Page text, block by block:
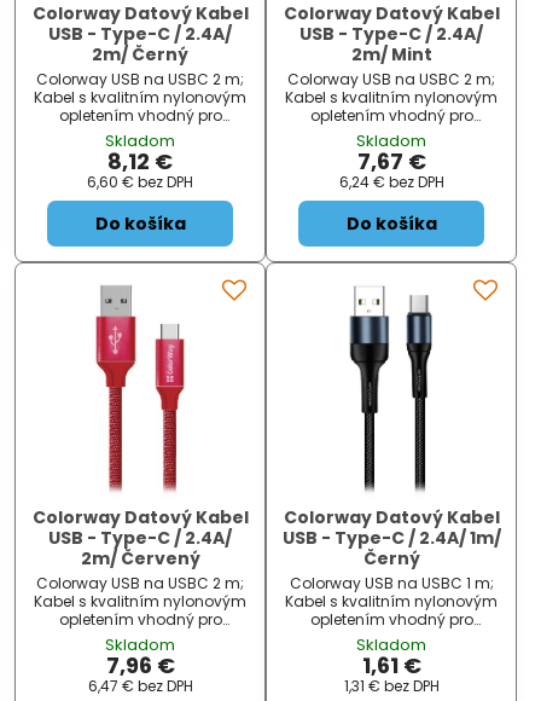
Colorway Datový Kabel
USB - Type-C / 2.4A/
2m/ Černý
Colorway USB na USBC 2 m;
Kabel s kvalitním nylonovým
opletením vhodný pro
synchronizaci a nabíjení
zařízení s konektorem USB
typu C. Podporuje nabíjení
proudem až 2,4 A . ZÁKLADNÍ
SPECIFIKACE...
Skladom
8,12 €
6,60 € bez DPH
Do košíka
Colorway Datový Kabel
USB - Type-C / 2.4A/
2m/ Mint
Colorway USB na USBC 2 m;
Kabel s kvalitním nylonovým
opletením vhodný pro
synchronizaci a nabíjení
zařízení s konektorem USB
typu C. Podporuje nabíjení
proudem až 2,4 A . ZÁKLADNÍ
SPECIFIKACE...
Skladom
7,67 €
6,24 € bez DPH
Do košíka
Colorway Datový Kabel
USB - Type-C / 2.4A/
2m/ Červený
Colorway USB na USBC 2 m;
Kabel s kvalitním nylonovým
opletením vhodný pro
synchronizaci a nabíjení
zařízení s konektorem USB
typu C. Podporuje nabíjení
proudem až 2,4 A . ZÁKLADNÍ
Skladom
7,96 €
6,47 € bez DPH
Colorway Datový Kabel
USB - Type-C / 2.4A/ 1m/
Černý
Colorway USB na USBC 1 m;
Kabel s kvalitním nylonovým
opletením vhodný pro
synchronizaci a nabíjení
zařízení s konektorem USB
typu C. Podporuje nabíjení
proudem až 2,4 A . ZÁKLADNÍ
Skladom
1,61 €
1,31 € bez DPH